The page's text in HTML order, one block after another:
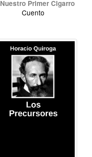
Nuestro Primer Cigarro
Cuento